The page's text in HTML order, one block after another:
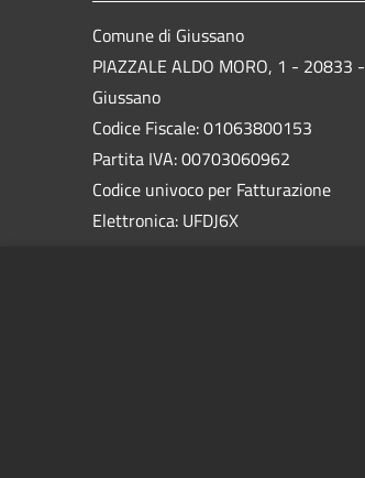
Comune di Giussano
PIAZZALE ALDO MORO, 1 - 20833 -
Giussano
Codice Fiscale: 01063800153
Partita IVA: 00703060962
Codice univoco per Fatturazione
Elettronica: UFDJ6X